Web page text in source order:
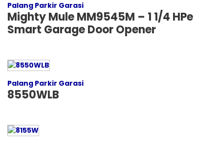
Palang Parkir Garasi
Mighty Mule MM9545M – 1 1/4 HPe
Smart Garage Door Opener
Palang Parkir Garasi
8550WLB